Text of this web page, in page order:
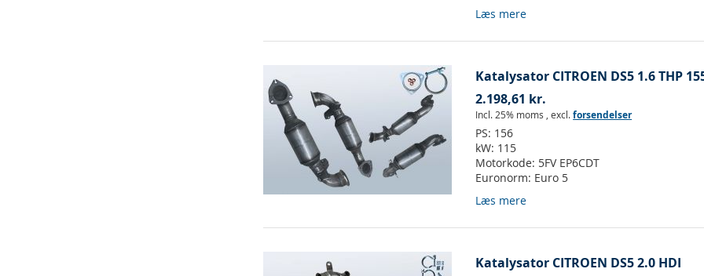
Læs mere
Katalysator CITROEN DS5 1.6 THP
2.198,61 kr.
Incl. 25% moms ,excl.forsendelser
PS: 156
kW: 115
Motorkode: 5FV EP6CDT
Euronorm: Euro 5
Læs mere
Katalysator CITROEN DS5 2.0 HDI